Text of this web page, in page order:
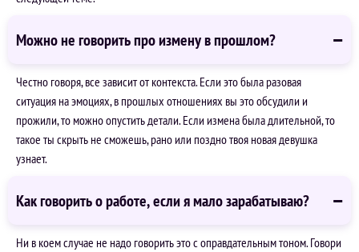
Можно не говорить про измену в прошлом?
Честно говоря, все зависит от контекста. Если это была разовая
ситуация на эмоциях, в прошлых отношениях вы это обсудили и
прожили, то можно опустить детали. Если измена была длительной, то
такое ты скрыть не сможешь, рано или поздно твоя новая девушка
узнает.
Как говорить о работе, если я мало зарабатываю?
Ни в коем случае не надо говорить это с оправдательным тоном. Говори